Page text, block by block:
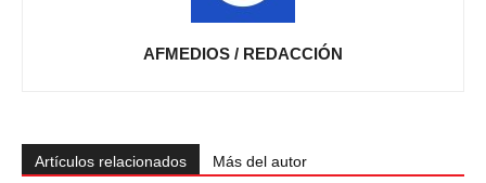
AFMEDIOS / REDACCIÓN
Artículos relacionados Más del autor